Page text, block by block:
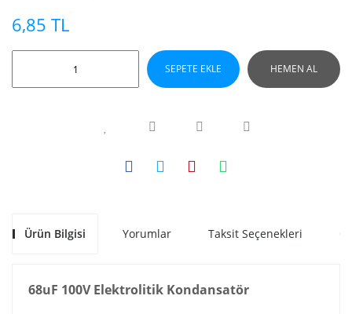
6,85 TL
SEPETE EKLE HEMEN AL
Ürün Bilgisi Yorumlar Taksit Seçenekleri
68uF 100V Elektrolitik Kondansatör